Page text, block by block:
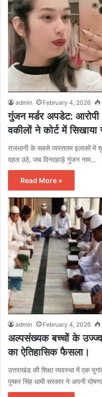
admin February 4, 2026
गुंजन मर्डर अपडेट:
वकीलों ने कोर्ट में
राजधानी के सबसे व्यस्ततम इलाकों में
दहल उठे, जब दिनदहाड़े गुंजन नाम…
Read More »
admin February 4, 2026
अल्पसंख्यक बच्चों के
का ऐतिहासिक फैसला।
उत्तराखंड की शिक्षा व्यवस्था में एक
पुष्कर सिंह धामी सरकार ने अपनी